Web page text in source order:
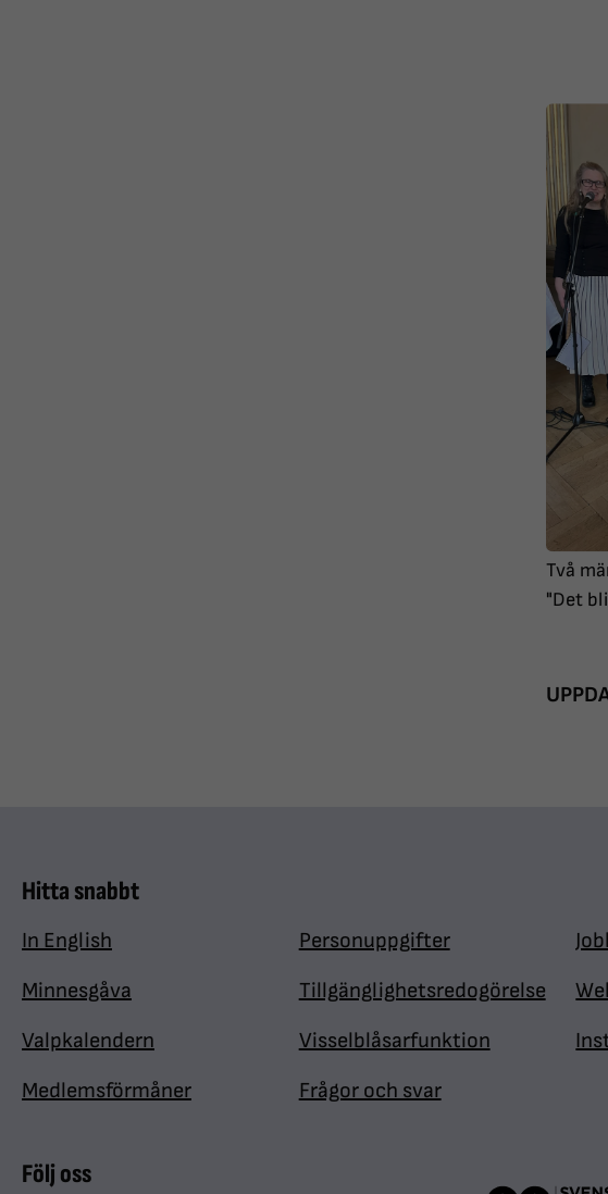
Två
"Det
Hitta snabbt
In English
Minnesgåva
Valpkalendern
Medlemsförmåner
Personuppgifter
Tillgänglighetsredogörelse
Visselblåsarfunktion
Frågor och svar
Följ oss